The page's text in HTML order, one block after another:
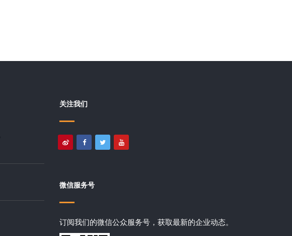
关注我们
微信服务号
订阅我们的微信公众服务号，获取最新的企业动态。